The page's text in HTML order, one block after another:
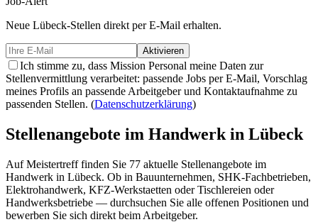
Neue Lübeck-Stellen direkt per E-Mail erhalten.
Aktivieren
Ich stimme zu, dass Mission Personal meine Daten zur
Stellenvermittlung verarbeitet: passende Jobs per E-Mail, Vorschlag
meines Profils an passende Arbeitgeber und Kontaktaufnahme zu
passenden Stellen. (Datenschutzerklärung)
Stellenangebote im Handwerk in Lübeck
Auf Meistertreff finden Sie 77 aktuelle Stellenangebote im
Handwerk in Lübeck. Ob in Bauunternehmen, SHK-Fachbetrieben,
Elektrohandwerk, KFZ-Werkstaetten oder Tischlereien oder
Handwerksbetriebe — durchsuchen Sie alle offenen Positionen und
bewerben Sie sich direkt beim Arbeitgeber.